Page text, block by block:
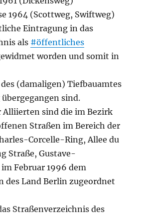
1964 (Scottweg, Swiftweg)
Eintragung in das
als #öffentliches
worden und somit in
(damaligen) Tiefbauamtes
sind.
Alliierten sind die im Bezirk
Straßen im Bereich der
Corcelle-Ring, Allee du
Straße, Gustave-
Februar 1996 dem
des Land Berlin zugeordnet
Straßenverzeichnis des